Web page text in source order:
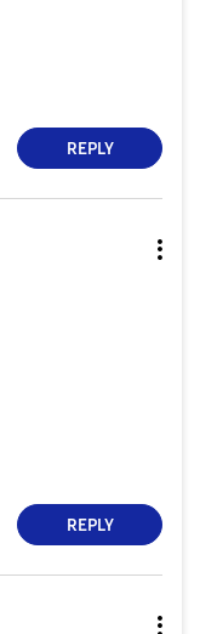
REPLY
REPLY